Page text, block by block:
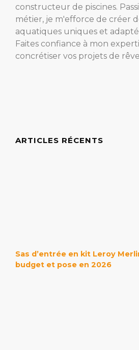
constructeur de piscines.
métier, je m'efforce de créer
aquatiques uniques et
Faites confiance à mon
concrétiser vos projets de
ARTICLES RÉCENTS
Sas d’entrée en kit Leroy
budget et pose en 2026